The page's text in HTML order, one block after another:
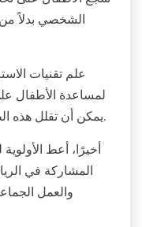
الشخصي بدلاً من
علم تقنيات
لمساعدة الأطفال
يمكن أن تقلل هذه الطرق بشكل كبير من مستويات التوتر.
أخيرًا، أعط
المشاركة في
والعمل